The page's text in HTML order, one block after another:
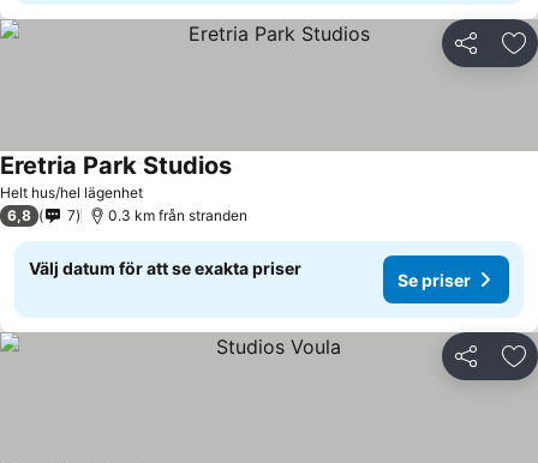
Dela
Helt hus/hel lägenhet
Eretria Park Studios
6,8 7 0.3 km från stranden
Välj datum för att se exakta priser
Se priser
Dela